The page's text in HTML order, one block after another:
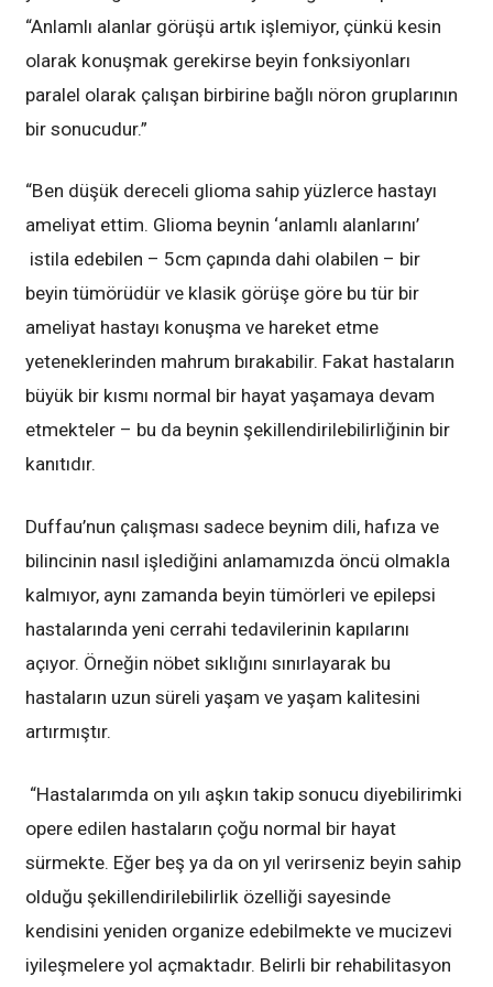
“Anlamlı alanlar görüşü artık işlemiyor, çünkü kesin
olarak konuşmak gerekirse beyin fonksiyonları
paralel olarak çalışan birbirine bağlı nöron gruplarının
bir sonucudur.”
“Ben düşük dereceli glioma sahip yüzlerce hastayı
ameliyat ettim. Glioma beynin ‘anlamlı alanlarını’
istila edebilen – 5cm çapında dahi olabilen – bir
beyin tümörüdür ve klasik görüşe göre bu tür bir
ameliyat hastayı konuşma ve hareket etme
yeteneklerinden mahrum bırakabilir. Fakat hastaların
büyük bir kısmı normal bir hayat yaşamaya devam
etmekteler – bu da beynin şekillendirilebilirliğinin bir
kanıtıdır.
Duffau’nun çalışması sadece beynim dili, hafıza ve
bilincinin nasıl işlediğini anlamamızda öncü olmakla
kalmıyor, aynı zamanda beyin tümörleri ve epilepsi
hastalarında yeni cerrahi tedavilerinin kapılarını
açıyor. Örneğin nöbet sıklığını sınırlayarak bu
hastaların uzun süreli yaşam ve yaşam kalitesini
artırmıştır.
“Hastalarımda on yılı aşkın takip sonucu diyebilirimki
opere edilen hastaların çoğu normal bir hayat
sürmekte. Eğer beş ya da on yıl verirseniz beyin sahip
olduğu şekillendirilebilirlik özelliği sayesinde
kendisini yeniden organize edebilmekte ve mucizevi
iyileşmelere yol açmaktadır. Belirli bir rehabilitasyon